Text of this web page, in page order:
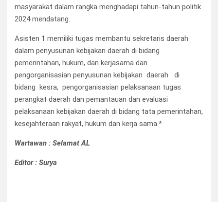
masyarakat dalam rangka menghadapi tahun-tahun politik
2024 mendatang.
Asisten 1 memiliki tugas membantu sekretaris daerah
dalam penyusunan kebijakan daerah di bidang
pemerintahan, hukum, dan kerjasama dan
pengorganisasian penyusunan kebijakan daerah di
bidang kesra, pengorganisasian pelaksanaan tugas
perangkat daerah dan pemantauan dan evaluasi
pelaksanaan kebijakan daerah di bidang tata pemerintahan,
kesejahteraan rakyat, hukum dan kerja sama.*
Wartawan : Selamat AL
Editor : Surya